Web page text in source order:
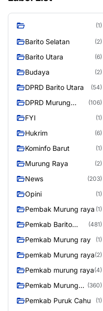
(1)
Barito Selatan (2)
Barito Utara (6)
Budaya (2)
DPRD Barito Utara (54)
DPRD Murung
(106)
FYI (1)
Hukrim (6)
Kominfo Barut (1)
Murung Raya (2)
News (203)
Opini (1)
Pembak Murung raya (1)
Pemkab Barito
(481)
Pemkab Murung ray (1)
pemkab Murung raya(2)
Pemkab murung raya(4)
Pemkab Murung
(360)
Pemkab Puruk Cahu (1)